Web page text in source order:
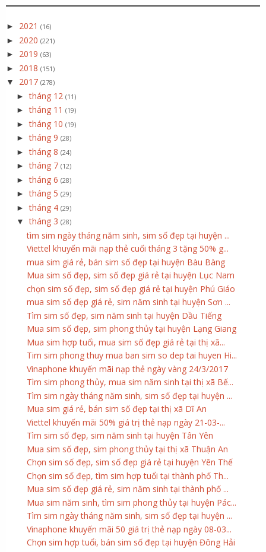
► 2021 (16)
► 2020 (221)
► 2019 (63)
► 2018 (151)
▼ 2017 (278)
►tháng 12 (11)
►tháng 11 (19)
►tháng 10 (19)
►tháng 9 (28)
►tháng 8 (24)
►tháng 7 (12)
►tháng 6 (28)
►tháng 5 (29)
►tháng 4 (29)
▼tháng 3 (28)
tìm sim ngày tháng năm sinh, sim số đẹp tại huyện ...
Viettel khuyến mãi nạp thẻ cuối tháng 3 tặng 50% g...
mua sim giá rẻ, bán sim số đẹp tại huyện Bàu Bàng
Mua sim số đẹp, sim số đẹp giá rẻ tại huyện Lục Nam
chọn sim số đẹp, sim số đẹp giá rẻ tại huyện Phú Giáo
mua sim số đẹp giá rẻ, sim năm sinh tại huyện Sơn ...
Tìm sim số đẹp, sim năm sinh tại huyện Dầu Tiếng
Mua sim số đẹp, sim phong thủy tại huyện Lạng Giang
Mua sim hợp tuổi, mua sim số đẹp giá rẻ tại thị xã...
Tim sim phong thuy mua ban sim so dep tai huyen Hi...
Vinaphone khuyến mãi nạp thẻ ngày vàng 24/3/2017
Tìm sim phong thủy, mua sim năm sinh tại thị xã Bế...
Tìm sim ngày tháng năm sinh, sim số đẹp tại huyện ...
Mua sim giá rẻ, bán sim số đẹp tại thị xã Dĩ An
Viettel khuyến mãi 50% giá trị thẻ nạp ngày 21-03-...
Tìm sim số đẹp, sim năm sinh tại huyện Tân Yên
Mua sim số đẹp, sim phong thủy tại thị xã Thuận An
Chọn sim số đẹp, sim số đẹp giá rẻ tại huyện Yên Thế
Chọn sim số đẹp, tìm sim hợp tuổi tại thành phố Th...
Mua sim số đẹp giá rẻ, sim năm sinh tại thành phố ...
Mua sim năm sinh, tìm sim phong thủy tại huyện Pác...
Tìm sim ngày tháng năm sinh, sim số đẹp tại huyện ...
Vinaphone khuyến mãi 50 giá trị thẻ nạp ngày 08-03...
Chọn sim hợp tuổi, bán sim số đẹp tại huyện Đông Hải